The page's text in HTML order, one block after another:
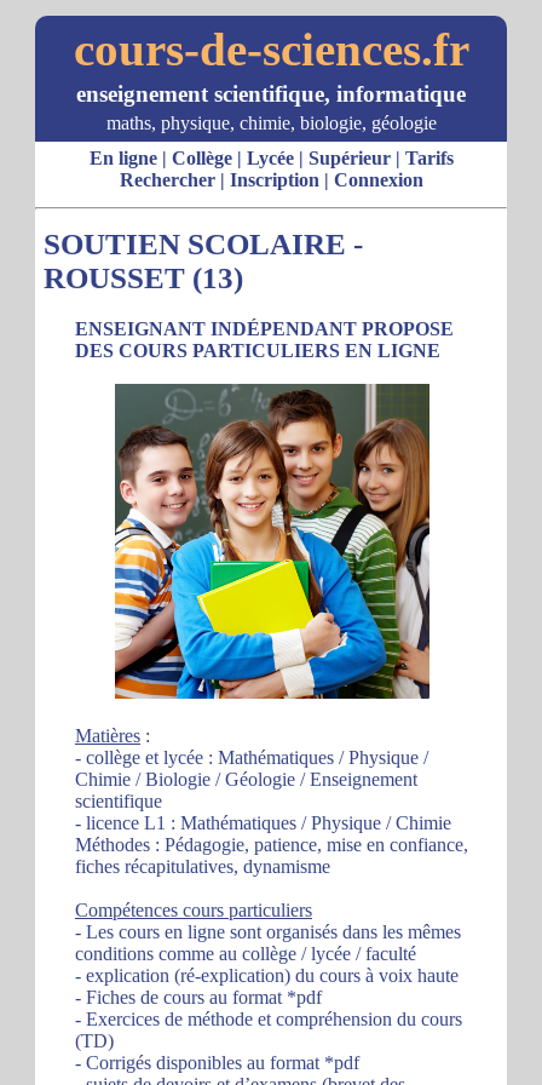
cours-de-sciences.fr
enseignement scientifique, informatique
maths, physique, chimie, biologie, géologie
En ligne| Collège| Lycée| Supérieur| Tarifs
Rechercher| Inscription | Connexion
SOUTIEN SCOLAIRE -
ROUSSET (13)
ENSEIGNANT INDÉPENDANT PROPOSE
DES COURS PARTICULIERS EN LIGNE
Matières :
- collège et lycée : Mathématiques / Physique /
Chimie / Biologie / Géologie / Enseignement
scientifique
- licence L1 : Mathématiques / Physique / Chimie
Méthodes : Pédagogie, patience, mise en confiance,
fiches récapitulatives, dynamisme
Compétences cours particuliers
- Les cours en ligne sont organisés dans les mêmes
conditions comme au collège / lycée / faculté
- explication (ré-explication) du cours à voix haute
- Fiches de cours au format *pdf
- Exercices de méthode et compréhension du cours
(TD)
- Corrigés disponibles au format *pdf